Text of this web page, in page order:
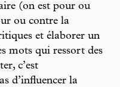
(on est pour ou
ou contre la
et élaborer un
mots qui ressort des
c’est
d’influencer la